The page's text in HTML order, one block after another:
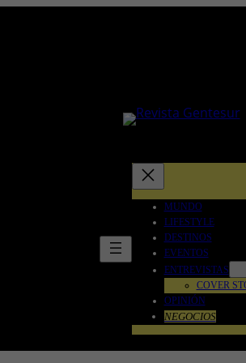
MUNDO
LIFESTYLE
DESTINOS
EVENTOS
ENTREVISTAS
COVER
OPINIÓN
NEGOCIOS